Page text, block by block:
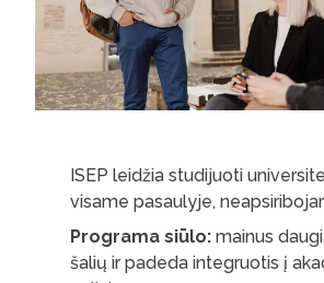
ISEP leidžia studijuoti
visame pasaulyje,
Programa siūlo: mainus
šalių ir padeda integruotis į